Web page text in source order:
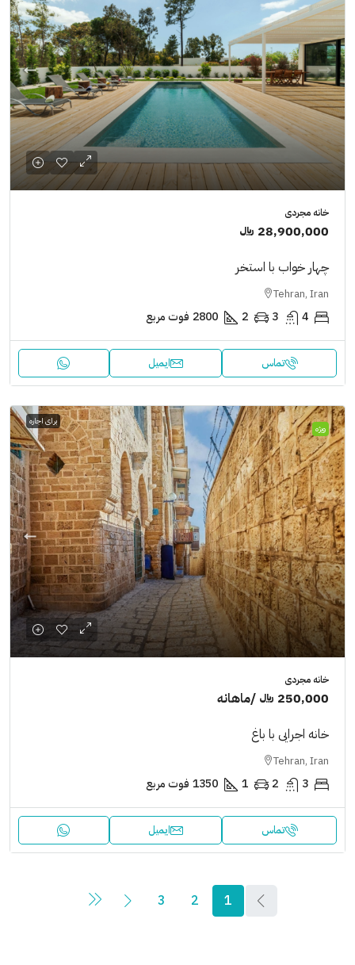
خانه مجردی
28,900,000 ﷼
چهار خواب با استخر
Tehran, Iran
4
3
2
2800 فوت مربع
تماس ایمیل
ویژه
برای اجاره
خانه مجردی
250,000 ﷼
/ماهانه
خانه اجرایی با باغ
Tehran, Iran
3
2
1
1350 فوت مربع
تماس ایمیل
1
2
3